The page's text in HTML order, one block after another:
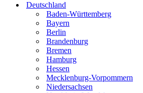
Deutschland
Baden-Württemberg
Bayern
Berlin
Brandenburg
Bremen
Hamburg
Hessen
Mecklenburg-Vorpommern
Niedersachsen